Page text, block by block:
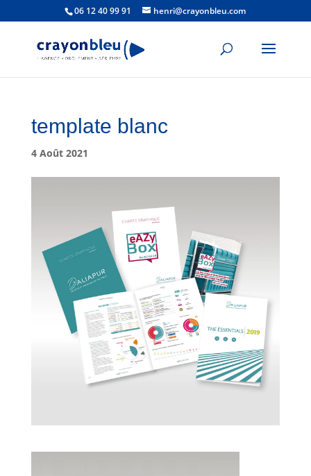
06 12 40 99 91 henri@crayonbleu.com
template blanc
4 Août 2021